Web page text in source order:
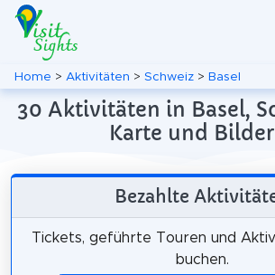
Home > Aktivitäten > Schweiz > Basel
30 Aktivitäten in Basel,
Karte und
Bezahlte
Tickets, geführte Touren und
buchen.